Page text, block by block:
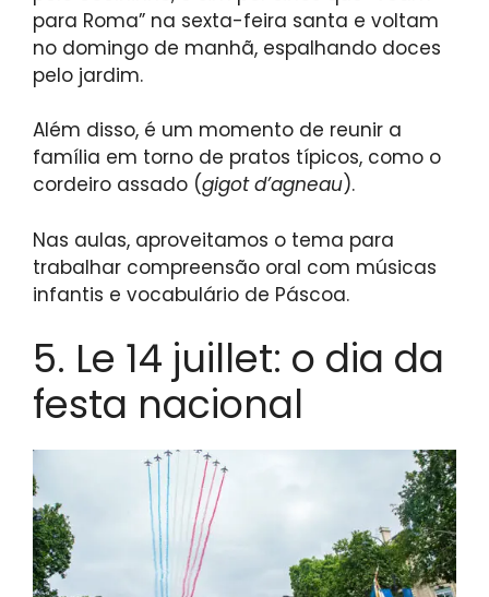
para Roma” na sexta-feira santa e voltam
no domingo de manhã, espalhando doces
pelo jardim.
Além disso, é um momento de reunir a
família em torno de pratos típicos, como o
cordeiro assado (gigot d’agneau).
Nas aulas, aproveitamos o tema para
trabalhar compreensão oral com músicas
infantis e vocabulário de Páscoa.
5. Le 14 juillet: o dia da
festa nacional